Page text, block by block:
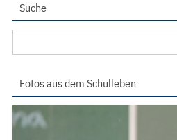
Suche
nach:
Fotos aus dem Schulleben